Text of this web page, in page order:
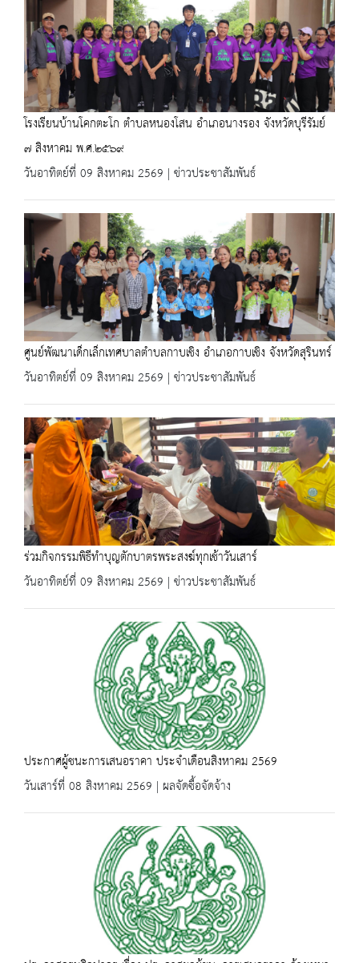
โรงเรียนบ้านโคกตะโก ตำบลหนองโสน อำเภอนางรอง จังหวัดบุรีรัมย์
๗ สิงหาคม พ.ศ.๒๕๖๙
วันอาทิตย์ที่ 09 สิงหาคม 2569 | ข่าวประชาสัมพันธ์
ศูนย์พัฒนาเด็กเล็กเทศบาลตำบลกาบเชิง อำเภอกาบเชิง จังหวัดสุรินทร์
วันอาทิตย์ที่ 09 สิงหาคม 2569 | ข่าวประชาสัมพันธ์
ร่วมกิจกรรมพิธีทำบุญตักบาตรพระสงฆ์ทุกเช้าวันเสาร์
วันอาทิตย์ที่ 09 สิงหาคม 2569 | ข่าวประชาสัมพันธ์
ประกาศผู้ชนะการเสนอราคา ประจำเดือนสิงหาคม 2569
วันเสาร์ที่ 08 สิงหาคม 2569 | ผลจัดซื้อจัดจ้าง